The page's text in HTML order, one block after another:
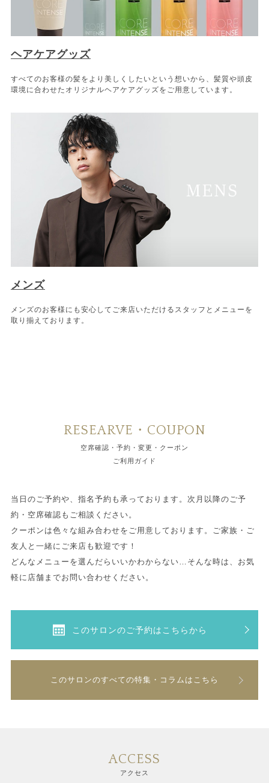
ヘアケアグッズ
すべてのお客様の髪をより美しくしたいという想いから、髪質や頭皮
環境に合わせたオリジナルヘアケアグッズをご用意しています。
メンズ
メンズのお客様にも安心してご来店いただけるスタッフとメニューを
取り揃えております。
RESEARVE・COUPON
空席確認・予約・変更・クーポン
ご利用ガイド
当日のご予約や、指名予約も承っております。次月以降のご予
約・空席確認もご相談ください。
クーポンは色々な組み合わせをご用意しております。ご家族・ご
友人と一緒にご来店も歓迎です！
どんなメニューを選んだらいいかわからない…そんな時は、お気
軽に店舗までお問い合わせください。
このサロンのご予約はこちらから
このサロンのすべての特集・コラムはこちら
ACCESS
アクセス